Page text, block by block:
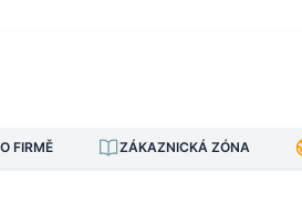
O FIRMĚ ZÁKAZNICKÁ ZÓNA